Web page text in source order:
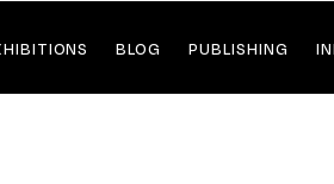
BLOG PUBLISHING